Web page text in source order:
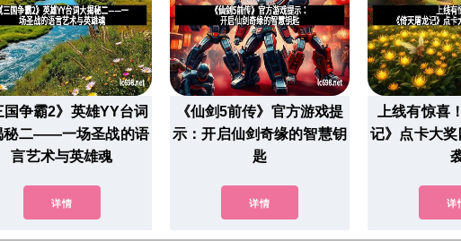
国争霸2》英雄YY台词
秘二——一场圣战的语
言艺术与英雄魂
详情
《仙剑5前传》官方游戏提
示：开启仙剑奇缘的智慧钥
匙
详情
上线有惊喜
记》点卡大
详